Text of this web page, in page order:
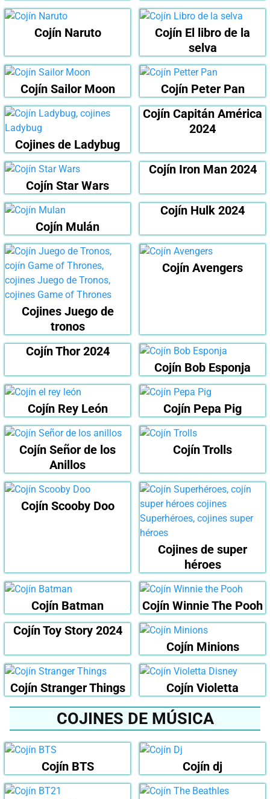
Cojín Naruto
Cojín El libro de la
selva
Cojín Sailor Moon Cojín Peter Pan
Cojines de Ladybug
Cojín Capitán América
2024
Cojín Star Wars
Cojín Iron Man 2024
Cojín Mulán
Cojín Hulk 2024
Cojines Juego de
tronos
Cojín Avengers
Cojín Thor 2024
Cojín Bob Esponja
Cojín Rey León Cojín Pepa Pig
Cojín Señor de los
Anillos
Cojín Trolls
Cojín Scooby Doo
Cojines de super
héroes
Cojín Batman
Cojín Winnie The Pooh
Cojín Toy Story 2024
Cojín Minions
Cojín Stranger Things Cojín Violetta
COJINES DE MÚSICA
Cojín BTS Cojín dj